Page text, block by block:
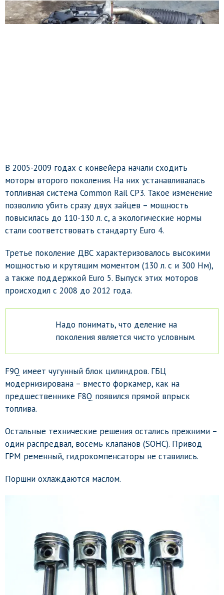
В 2005-2009 годах с конвейера начали сходить
моторы второго поколения. На них устанавливалась
топливная система Common Rail CP3. Такое изменение
позволило убить сразу двух зайцев – мощность
повысилась до 110-130 л. с, а экологические нормы
стали соответствовать стандарту Euro 4.
Третье поколение ДВС характеризовалось высокими
мощностью и крутящим моментом (130 л. с и 300 Нм),
а также поддержкой Euro 5. Выпуск этих моторов
происходил с 2008 до 2012 года.
Надо понимать, что деление на
поколения является чисто условным.
F9Q имеет чугунный блок цилиндров. ГБЦ
модернизирована – вместо форкамер, как на
предшественнике F8Q появился прямой впрыск
топлива.
Остальные технические решения остались прежними –
один распредвал, восемь клапанов (SOHC). Привод
ГРМ ременный, гидрокомпенсаторы не ставились.
Поршни охлаждаются маслом.